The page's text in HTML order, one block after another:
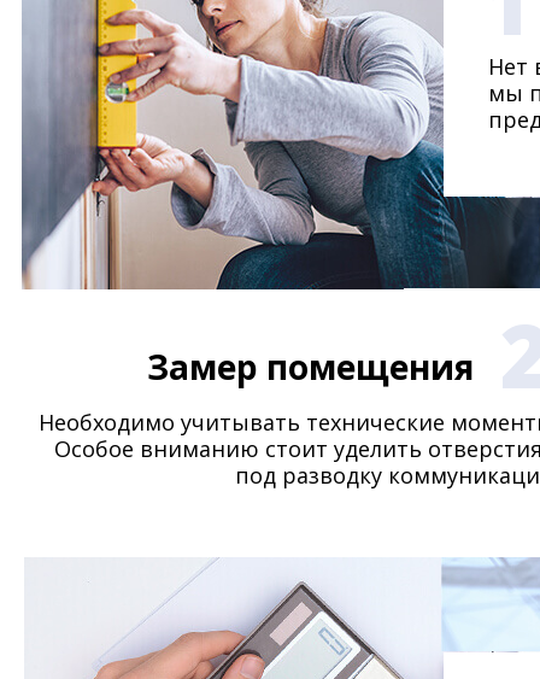
Нет
мы
Замер помещения
Необходимо учитывать технические
Особое вниманию стоит уделить
под разводку